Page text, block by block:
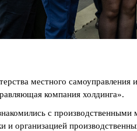
местного
компания холдинга».
с
и организацией